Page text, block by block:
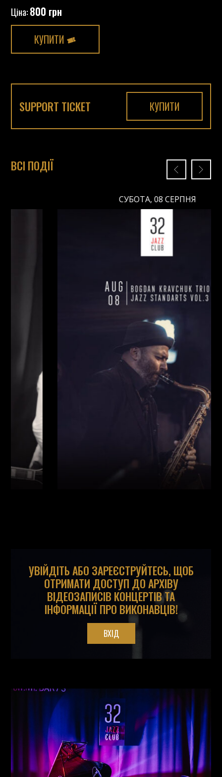
Ціна:800 грн
КУПИТИ
SUPPORT TICKET КУПИТИ
ВСІ ПОДІЇ
СУБОТА, 08 СЕРПНЯ
Богдан Кравчук (Саксофон,) /Олег
Олександр Ємець (Контрабас
УВІЙДІТЬ АБО ЗАРЕЄСТРУЙТЕСЬ, ЩОБ
ОТРИМАТИ ДОСТУП ДО АРХІВУ
ВІДЕОЗАПИСІВ КОНЦЕРТІВ ТА
ІНФОРМАЦІЇ ПРО ВИКОНАВЦІВ!
ВХІД